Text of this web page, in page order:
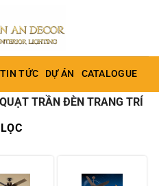
TIN TỨC DỰ ÁN CATALOGUE
QUẠT TRẦN ĐÈN TRANG TRÍ
LỌC